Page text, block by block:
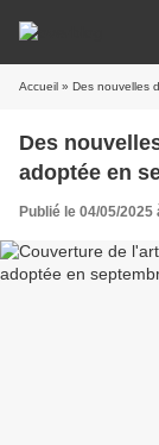
Accueil » Des nouvelles
Des
adoptée en
Publié le 04/05/2025